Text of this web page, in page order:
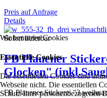
Preis auf Anfrage
Details
Sofort lieferbar
FB Plauener
Glocken"
FB Plauener Stickerei "3
Wir benutzen Cookies
Essentielle Cookies
Die essentiellen Cookies sind
Webseite nicht. Die essentiellen
Schutz Ihrer personenbezogenen